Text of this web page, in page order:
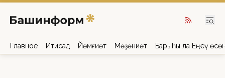
Главное Иҡтисад Йәмғиәт Мәҙәниәт Барыһы ла Еңеү